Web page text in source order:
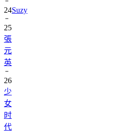
24Suzy
25
張
元
英
26
少
女
时
代